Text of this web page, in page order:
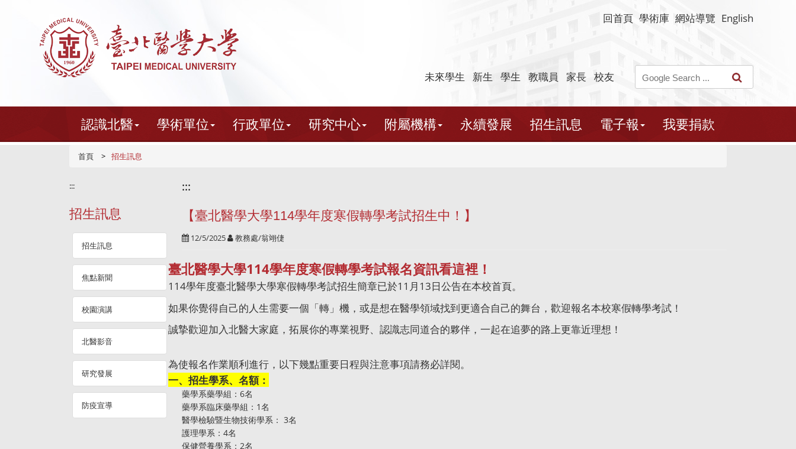
回首頁 學術庫 網站導覽 English
未來學生 新生 學生 教職員 家長 校友
認識北醫 學術單位 行政單位 研究中心 附屬機構 永續發展 招生訊息 電子報 我要捐款
首頁 招生訊息
:::
招生訊息
招生訊息
焦點新聞
校園演講
北醫影音
研究發展
防疫宣導
:::
【臺北醫學大學114學年度寒假轉學考試招生中！】
12/5/2025 教務處/翁翊倢
臺北醫學大學114學年度寒假轉學考試報名資訊看這裡！
114學年度臺北醫學大學寒假轉學考試招生簡章已於11月13日公告在本校首頁。
如果你覺得自己的人生需要一個「轉」機，或是想在醫學領域找到更適合自己的舞台，歡迎報名本校寒假轉學考試！
誠摯歡迎加入北醫大家庭，拓展你的專業視野、認識志同道合的夥伴，一起在追夢的路上更靠近理想！
為使報名作業順利進行，以下幾點重要日程與注意事項請務必詳閱。
一、招生學系、名額：
藥學系藥學組：6名
藥學系臨床藥學組：1名
醫學檢驗暨生物技術學系： 3名
護理學系：4名
保健營養學系：2名